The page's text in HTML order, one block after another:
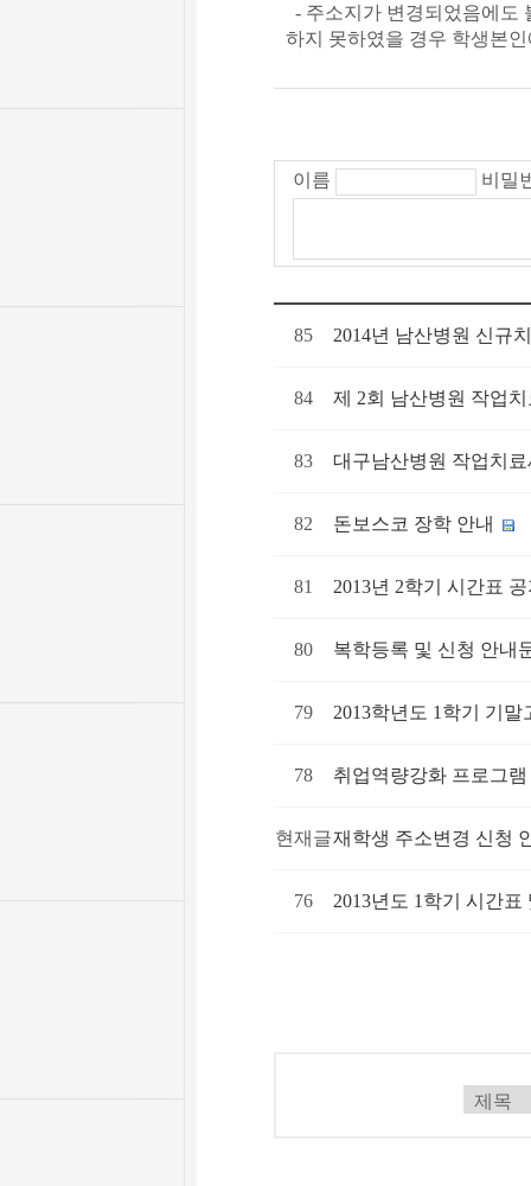
- 주소지가 변경되었음에도
하지 못하였을 경우 학생본
이름 비밀
85 2014년 남산병원 신규
84 제 2회 남산병원 작업
83 대구남산병원 작업치
82 돈보스코 장학 안내
81 2013년 2학기 시간표
80 복학등록 및 신청 안내
79 2013학년도 1학기 기
78 취업역량강화 프로그
현재글재학생 주소변경 신청
76 2013년도 1학기 시간